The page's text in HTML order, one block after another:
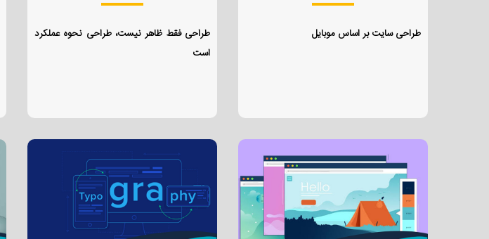
طراحی فقط ظاهر نیست، طراحی نحوه عملکرد
است
طراحی سایت بر اساس موبایل